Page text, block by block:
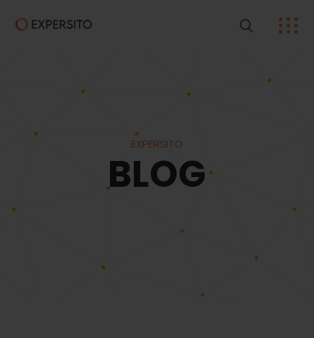
EXPERSITO
BLOG